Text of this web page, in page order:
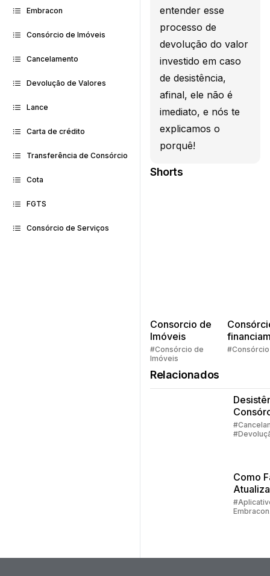
Embracon
Consórcio de Imóveis
Cancelamento
Devolução de Valores
Lance
Carta de crédito
Transferência de Consórcio
Cota
FGTS
Consórcio de Serviços
entender esse
processo de
devolução do valor
investido em caso
de desistência,
afinal, ele não é
imediato, e nós te
explicamos o
porquê!
Shorts
Consorcio de
Imóveis
#Consórcio de
Imóveis
Quem
#Consórcio
Relacionados
Parte 2
Como
Embracon